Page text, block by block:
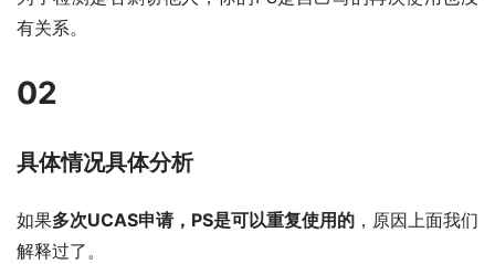
有关系。
02
具体情况具体分析
如果多次UCAS申请，PS是可以重复使用的 ，原因上面我们
解释过了。